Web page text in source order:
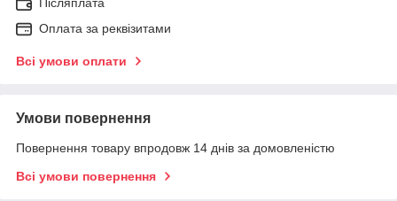
Післяплата
Оплата за реквізитами
Всі умови оплати
Умови повернення
Повернення товару впродовж 14 днів за домовленістю
Всі умови повернення